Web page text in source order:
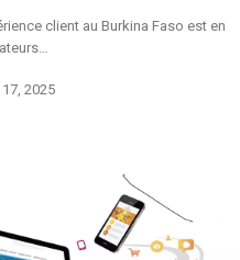
client au Burkina Faso est en
17, 2025